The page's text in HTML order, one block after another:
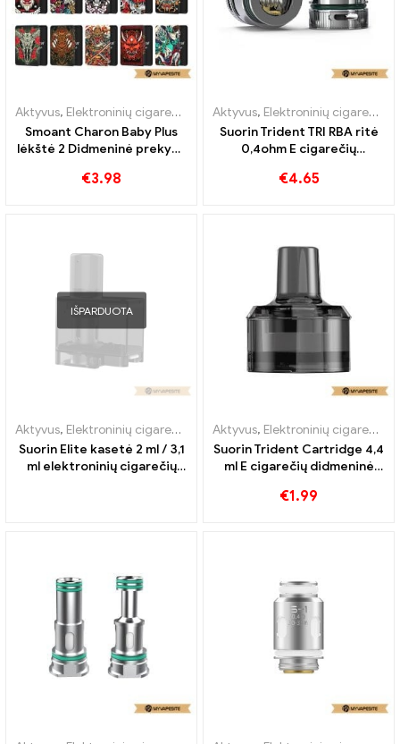
Aktyvus, Elektroninių cigarečių priedai ,Garintuvas
Smoant Charon Baby Plus
lėkštė 2 Didmeninė prekyba
pakuotėmis, pagal
€3.98
Aktyvus, Elektroninių cigarečių priedai
Suorin Trident TRI RBA ritė
0,4ohm E cigarečių
Custom.
€4.65
IŠPARDUOTA
Aktyvus, Elektroninių cigarečių priedai ,Garintuvas
Suorin Elite kasetė 2 ml / 3,1
ml elektroninių cigarečių
Aktyvus, Elektroninių cigarečių priedai
Suorin Trident Cartridge 4,4
ml E cigarečių didmeninė
€1.99